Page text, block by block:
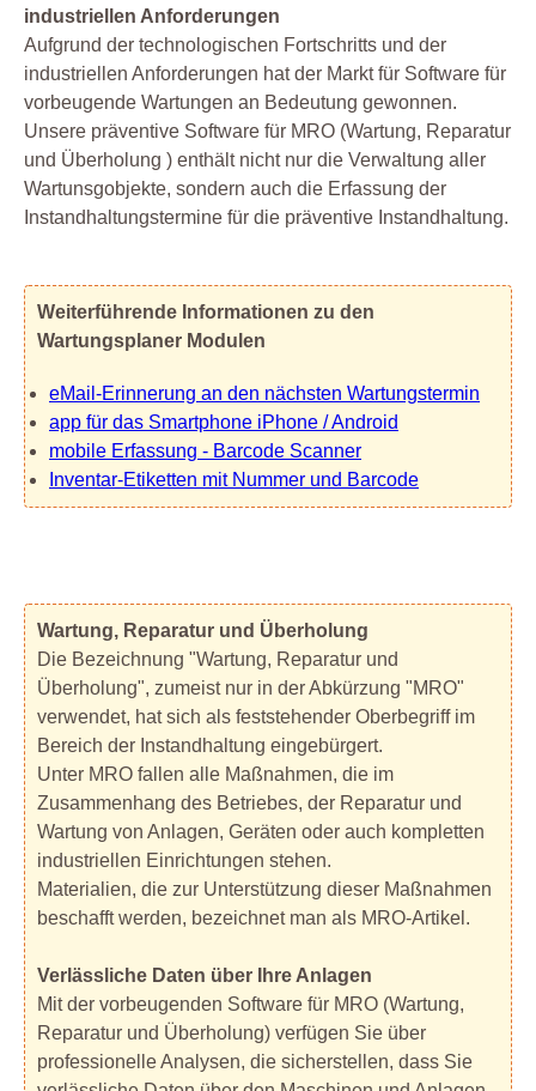
industriellen Anforderungen
Aufgrund der technologischen Fortschritts und der
industriellen Anforderungen hat der Markt für Software für
vorbeugende Wartungen an Bedeutung gewonnen.
Unsere präventive Software für MRO (Wartung, Reparatur
und Überholung ) enthält nicht nur die Verwaltung aller
Wartunsgobjekte, sondern auch die Erfassung der
Instandhaltungstermine für die präventive Instandhaltung.
Weiterführende Informationen zu den
Wartungsplaner Modulen
eMail-Erinnerung an den nächsten Wartungstermin
app für das Smartphone iPhone / Android
mobile Erfassung - Barcode Scanner
Inventar-Etiketten mit Nummer und Barcode
Wartung, Reparatur und Überholung
Die Bezeichnung "Wartung, Reparatur und
Überholung", zumeist nur in der Abkürzung "MRO"
verwendet, hat sich als feststehender Oberbegriff im
Bereich der Instandhaltung eingebürgert.
Unter MRO fallen alle Maßnahmen, die im
Zusammenhang des Betriebes, der Reparatur und
Wartung von Anlagen, Geräten oder auch kompletten
industriellen Einrichtungen stehen.
Materialien, die zur Unterstützung dieser Maßnahmen
beschafft werden, bezeichnet man als MRO-Artikel.
Verlässliche Daten über Ihre Anlagen
Mit der vorbeugenden Software für MRO (Wartung,
Reparatur und Überholung) verfügen Sie über
professionelle Analysen, die sicherstellen, dass Sie